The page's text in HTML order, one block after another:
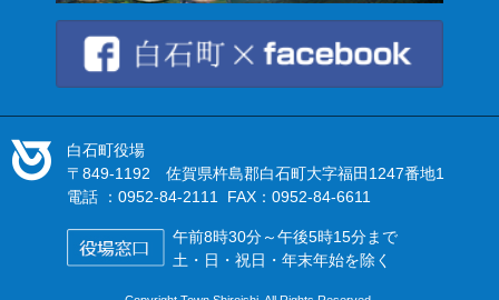
白石町役場
〒849-1192 佐賀県杵島郡白石町大字福田1247番地1
電話 ：0952-84-2111 FAX：0952-84-6611
午前8時30分～午後5時15分まで
土・日・祝日・年末年始を除く